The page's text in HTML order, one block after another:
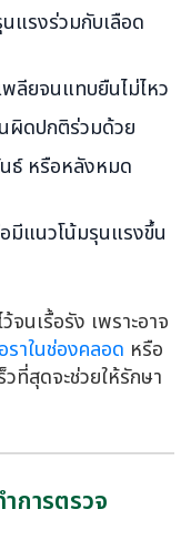
แรงร่วมกับเลือด
ลียจนแทบยืนไม่ไหว
ผิดปกติร่วมด้วย
ธ์ หรือหลังหมด
มีแนวโน้มรุนแรงขึ้น
จนเรื้อรัง เพราะอาจ
ราในช่องคลอด หรือ
ที่สุดจะช่วยให้รักษา
การตรวจ